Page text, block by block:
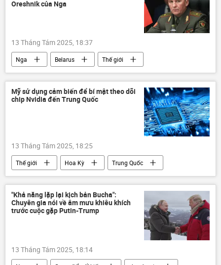
Oreshnik của Nga
13 Tháng Tám 2025, 18:37
Nga Belarus
Thế giới
Chính trị
Quân sự
Oreshnik
cuộc tập trận
Mỹ sử dụng cảm biến để bí mật theo dõi
chip Nvidia đến Trung Quốc
13 Tháng Tám 2025, 18:25
Thế giới Hoa Kỳ
Trung Quốc
AI
chip điện tử
trí tuệ nhân tạo
Báo chí thế giới
"Khả năng lặp lại kịch bản Bucha":
Chuyên gia nói về âm mưu khiêu khích
trước cuộc gặp Putin-Trump
13 Tháng Tám 2025, 18:14